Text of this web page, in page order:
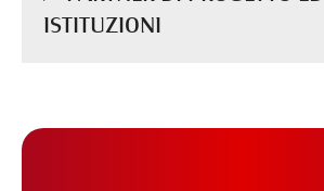
ISTITUZIONI